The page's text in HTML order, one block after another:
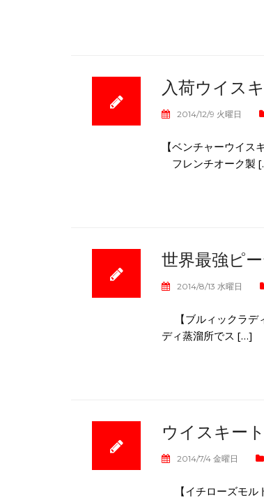
入荷ウイス
2014/12/9 火曜日
【ベンチャーウイ
フレンチオーク製
世界最強ピ
2014/8/13 水曜日
【ブルィックラデ
ディ蒸溜所でス […]
ウイスキー
2014/7/4 金曜日
【イチローズモル